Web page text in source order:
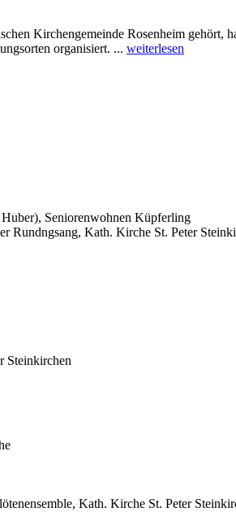
Kirchengemeinde Rosenheim gehört,
organisiert. ... weiterlesen
Seniorenwohnen Küpferling
Rundngsang, Kath. Kirche St. Peter
Steinkirchen
Kath. Kirche St. Peter